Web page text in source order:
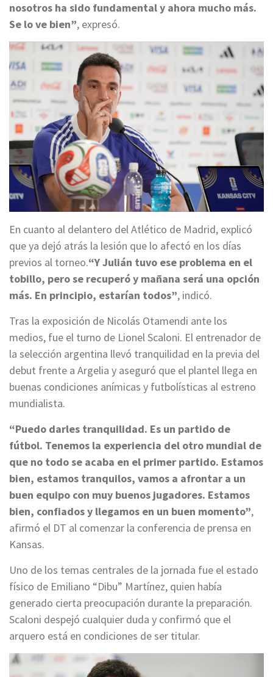
nosotros ha sido fundamental y ahora mucho más.
Se lo ve bien”, expresó.
En cuanto al delantero del Atlético de Madrid, explicó
que ya dejó atrás la lesión que lo afectó en los días
previos al torneo.“Y Julián tuvo ese problema en el
tobillo, pero se recuperó y mañana será una opción
más. En principio, estarían todos”, indicó.
Tras la exposición de Nicolás Otamendi ante los
medios, fue el turno de Lionel Scaloni. El entrenador de
la selección argentina llevó tranquilidad en la previa del
debut frente a Argelia y aseguró que el plantel llega en
buenas condiciones anímicas y futbolísticas al estreno
mundialista.
“Puedo darles tranquilidad. Es un partido de
fútbol. Tenemos la experiencia del otro mundial de
que no todo se acaba en el primer partido. Estamos
bien, estamos tranquilos, vamos a afrontar a un
buen equipo con muy buenos jugadores. Estamos
bien, confiados y llegamos en un buen momento”,
afirmó el DT al comenzar la conferencia de prensa en
Kansas.
Uno de los temas centrales de la jornada fue el estado
físico de Emiliano “Dibu” Martínez, quien había
generado cierta preocupación durante la preparación.
Scaloni despejó cualquier duda y confirmó que el
arquero está en condiciones de ser titular.